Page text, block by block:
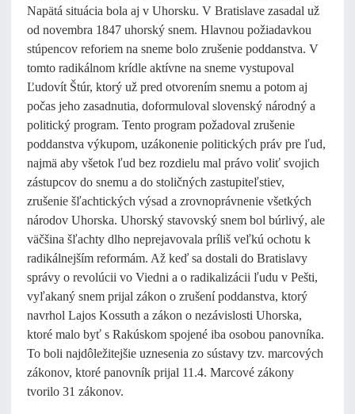
Napätá situácia bola aj v Uhorsku. V Bratislave zasadal už
od novembra 1847 uhorský snem. Hlavnou požiadavkou
stúpencov reforiem na sneme bolo zrušenie poddanstva. V
tomto radikálnom krídle aktívne na sneme vystupoval
Ľudovít Štúr, ktorý už pred otvorením snemu a potom aj
počas jeho zasadnutia, doformuloval slovenský národný a
politický program. Tento program požadoval zrušenie
poddanstva výkupom, uzákonenie politických práv pre ľud,
najmä aby všetok ľud bez rozdielu mal právo voliť svojich
zástupcov do snemu a do stoličných zastupiteľstiev,
zrušenie šľachtických výsad a zrovnoprávnenie všetkých
národov Uhorska. Uhorský stavovský snem bol búrlivý, ale
väčšina šľachty dlho neprejavovala príliš veľkú ochotu k
radikálnejším reformám. Až keď sa dostali do Bratislavy
správy o revolúcii vo Viedni a o radikalizácii ľudu v Pešti,
vyľakaný snem prijal zákon o zrušení poddanstva, ktorý
navrhol Lajos Kossuth a zákon o nezávislosti Uhorska,
ktoré malo byť s Rakúskom spojené iba osobou panovníka.
To boli najdôležitejšie uznesenia zo sústavy tzv. marcových
zákonov, ktoré panovník prijal 11.4. Marcové zákony
tvorilo 31 zákonov.